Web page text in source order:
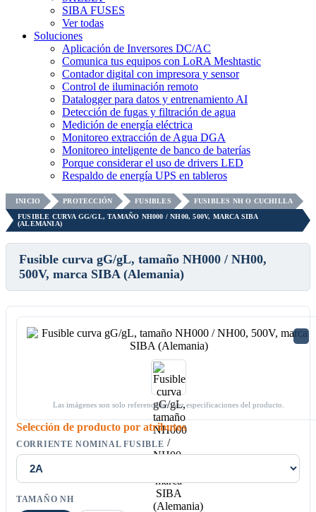
SIBA FUSES
Ver todas
Soluciones
Aplicación de Inversores DC/AC
Comunica tus equipos con LoRA Meshtastic
Contador digital con impresora y sensor
Control de iluminación remoto
Datalogger para datos y entrenamiento AI
Detección de fugas y filtración de agua
Medición de energía eléctrica
Monitoreo extracción de Agua DGA
Monitoreo inteligente de banco de baterías
Porque considerar el uso de drivers LED
Respaldo de energía UPS en tableros
INICIO PROTECCIÓN FUSIBLES
FUSIBLES NH O CUCHILLA
FUSIBLE CURVA GG/GL, TAMAÑO NH000 / NH00, 500V, MARCA SIBA
(ALEMANIA)
Fusible curva gG/gL, tamaño NH000 / NH00,
500V, marca SIBA (Alemania)
Las imágenes son solo referenciales. Ver especificaciones del producto.
Selección de producto por atributos
CORRIENTE NOMINAL FUSIBLE
TAMAÑO NH